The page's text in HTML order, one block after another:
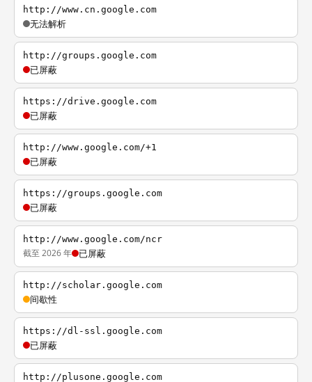
http://www.cn.google.com
无法解析
http://groups.google.com
已屏蔽
https://drive.google.com
已屏蔽
http://www.google.com/+1
已屏蔽
https://groups.google.com
已屏蔽
http://www.google.com/ncr
截至 2026 年 已屏蔽
http://scholar.google.com
间歇性
https://dl-ssl.google.com
已屏蔽
http://plusone.google.com